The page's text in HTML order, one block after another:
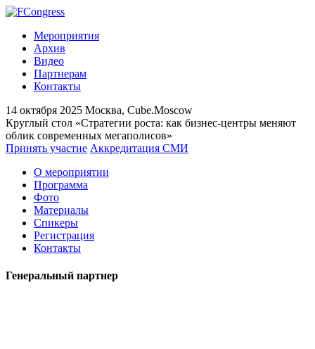
Мероприятия
Архив
Видео
Партнерам
Контакты
14 октября 2025 Москва, Cube.Moscow
Круглый стол «Стратегии роста: как бизнес-центры меняют
облик современных мегаполисов»
Принять участие Аккредитация СМИ
О мероприятии
Программа
Фото
Материалы
Спикеры
Регистрация
Контакты
Генеральный партнер